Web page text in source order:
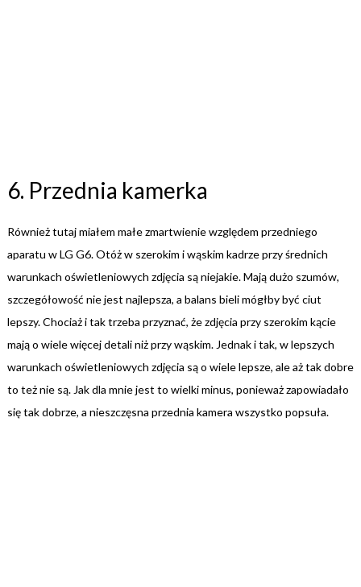
6. Przednia kamerka
Również tutaj miałem małe zmartwienie względem przedniego
aparatu w LG G6. Otóż w szerokim i wąskim kadrze przy średnich
warunkach oświetleniowych zdjęcia są niejakie. Mają dużo szumów,
szczegółowość nie jest najlepsza, a balans bieli mógłby być ciut
lepszy. Chociaż i tak trzeba przyznać, że zdjęcia przy szerokim kącie
mają o wiele więcej detali niż przy wąskim. Jednak i tak, w lepszych
warunkach oświetleniowych zdjęcia są o wiele lepsze, ale aż tak dobre
to też nie są. Jak dla mnie jest to wielki minus, ponieważ zapowiadało
się tak dobrze, a nieszczęsna przednia kamera wszystko popsuła.